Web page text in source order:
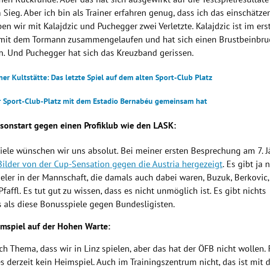
Aber ich bin als Trainer erfahren genug, dass ich das
wir mit Kalajdzic und Puchegger zwei Verletzte. Kalajdzic ist im
dem Tormann zusammengelaufen und hat sich einen
Und Puchegger hat sich das Kreuzband gerissen.
Kultstätte: Das letzte Spiel auf dem alten Sport-Club Platz
Sport-Club-Platz mit dem Estadio Bernabéu gemeinsam hat
gegen einen Profiklub wie den LASK:
wünschen wir uns absolut. Bei meiner ersten Besprechung am 7.
von der Cup-Sensation gegen die Austria hergezeigt. Es gibt ja
in der Mannschaft, die damals auch dabei waren, Buzuk, Berkovic,
Es tut gut zu wissen, dass es nicht unmöglich ist. Es gibt nichts
als diese Bonusspiele gegen Bundesligisten.
auf der Hohen Warte:
Thema, dass wir in Linz spielen, aber das hat der ÖFB nicht wollen.
derzeit kein Heimspiel. Auch im Trainingszentrum nicht, das ist mit